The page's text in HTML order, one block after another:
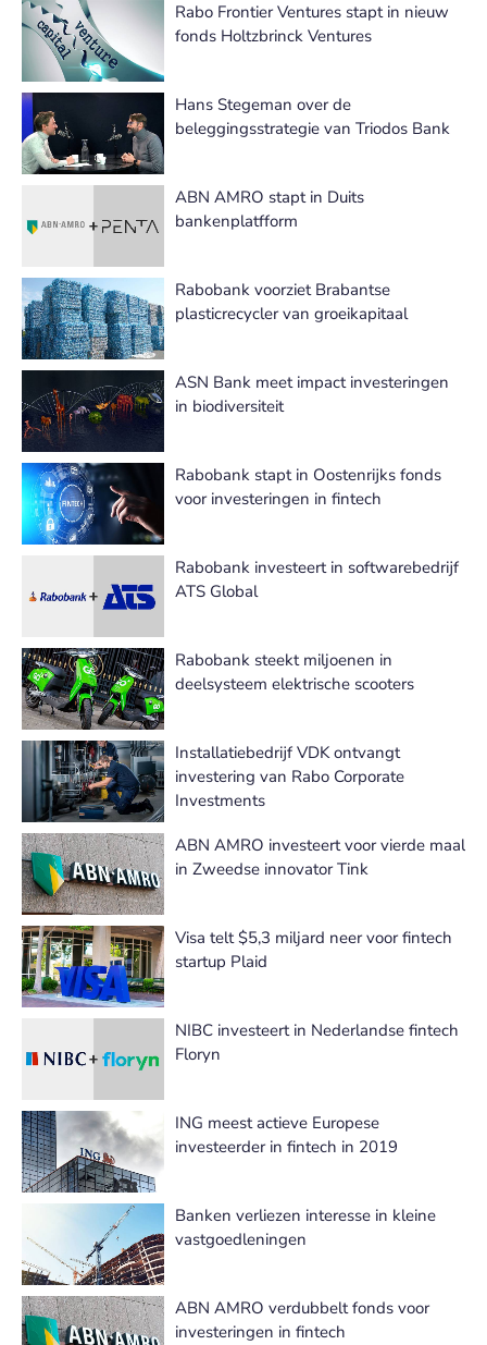
Rabo Frontier Ventures stapt in nieuw
fonds Holtzbrinck Ventures
Hans Stegeman over de
beleggingsstrategie van Triodos Bank
ABN AMRO stapt in Duits
bankenplatfform
Rabobank voorziet Brabantse
plasticrecycler van groeikapitaal
ASN Bank meet impact investeringen
in biodiversiteit
Rabobank stapt in Oostenrijks fonds
voor investeringen in fintech
Rabobank investeert in softwarebedrijf
ATS Global
Rabobank steekt miljoenen in
deelsysteem elektrische scooters
Installatiebedrijf VDK ontvangt
investering van Rabo Corporate
Investments
ABN AMRO investeert voor vierde maal
in Zweedse innovator Tink
Visa telt $5,3 miljard neer voor fintech
startup Plaid
NIBC investeert in Nederlandse fintech
Floryn
ING meest actieve Europese
investeerder in fintech in 2019
Banken verliezen interesse in kleine
vastgoedleningen
ABN AMRO verdubbelt fonds voor
investeringen in fintech